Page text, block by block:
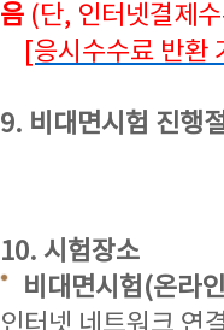
음 (단, 인터넷결제
[응시수수료 반환
9. 비대면시험 진행
10. 시험장소
비대면시험(온라